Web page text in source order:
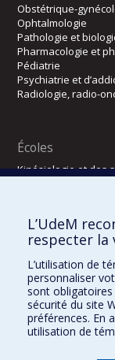
Obstétrique-
Ophtalmologie
Pathologie et
Pharmacologie et
Pédiatrie
Psychiatrie et
Radiologie, radio-
Écoles
Kinésiologie et des
Directions
DPC
CPASS
Éthique clinique
L’UdeM
respecter la
L’utilisation de
personnaliser
sont
sécurité du site
préférences. En
utilisation de